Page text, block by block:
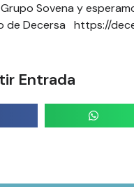
Sovena y
de Decersa https://
Entrada